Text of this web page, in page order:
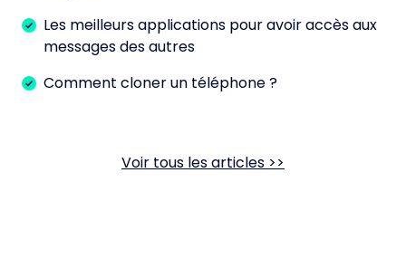
Les meilleurs applications pour avoir accès aux
messages des autres
Comment cloner un téléphone ?
Voir tous les articles >>